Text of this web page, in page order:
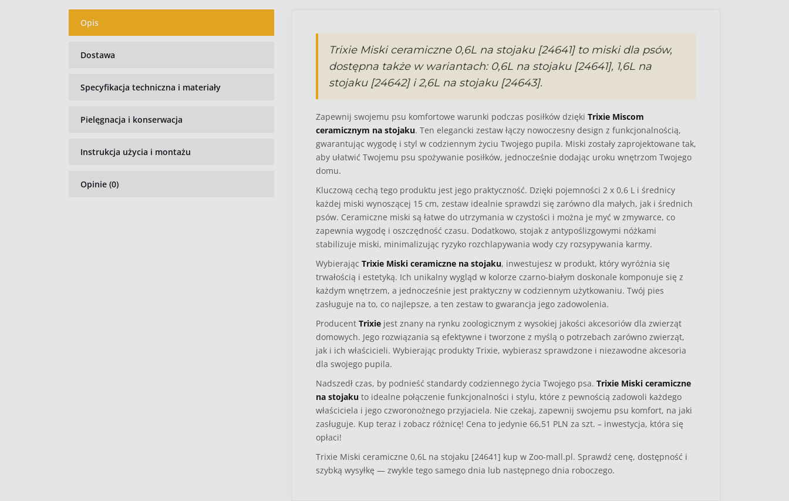
Opis
Dostawa
Specyfikacja techniczna i materiały
Pielęgnacja i konserwacja
Instrukcja użycia i montażu
Opinie (0)
Trixie Miski ceramiczne 0,6L na stojaku [24641] to miski dla psów,
dostępna także w wariantach: 0,6L na stojaku [24641], 1,6L na
stojaku [24642] i 2,6L na stojaku [24643].
Zapewnij swojemu psu komfortowe warunki podczas posiłków dzięki Trixie Miscom
ceramicznym na stojaku. Ten elegancki zestaw łączy nowoczesny design z funkcjonalnością,
gwarantując wygodę i styl w codziennym życiu Twojego pupila. Miski zostały zaprojektowane tak,
aby ułatwić Twojemu psu spożywanie posiłków, jednocześnie dodając uroku wnętrzom Twojego
domu.
Kluczową cechą tego produktu jest jego praktyczność. Dzięki pojemności 2 x 0,6 L i średnicy
każdej miski wynoszącej 15 cm, zestaw idealnie sprawdzi się zarówno dla małych, jak i średnich
psów. Ceramiczne miski są łatwe do utrzymania w czystości i można je myć w zmywarce, co
zapewnia wygodę i oszczędność czasu. Dodatkowo, stojak z antypoślizgowymi nóżkami
stabilizuje miski, minimalizując ryzyko rozchlapywania wody czy rozsypywania karmy.
Wybierając Trixie Miski ceramiczne na stojaku, inwestujesz w produkt, który wyróżnia się
trwałością i estetyką. Ich unikalny wygląd w kolorze czarno-białym doskonale komponuje się z
każdym wnętrzem, a jednocześnie jest praktyczny w codziennym użytkowaniu. Twój pies
zasługuje na to, co najlepsze, a ten zestaw to gwarancja jego zadowolenia.
Producent Trixie jest znany na rynku zoologicznym z wysokiej jakości akcesoriów dla zwierząt
domowych. Jego rozwiązania są efektywne i tworzone z myślą o potrzebach zarówno zwierząt,
jak i ich właścicieli. Wybierając produkty Trixie, wybierasz sprawdzone i niezawodne akcesoria
dla swojego pupila.
Nadszedł czas, by podnieść standardy codziennego życia Twojego psa. Trixie Miski ceramiczne
na stojaku to idealne połączenie funkcjonalności i stylu, które z pewnością zadowoli każdego
właściciela i jego czworonożnego przyjaciela. Nie czekaj, zapewnij swojemu psu komfort, na jaki
zasługuje. Kup teraz i zobacz różnicę! Cena to jedynie 66,51 PLN za szt. – inwestycja, która się
opłaci!
Trixie Miski ceramiczne 0,6L na stojaku [24641] kup w Zoo-mall.pl. Sprawdź cenę, dostępność i
szybką wysyłkę — zwykle tego samego dnia lub następnego dnia roboczego.